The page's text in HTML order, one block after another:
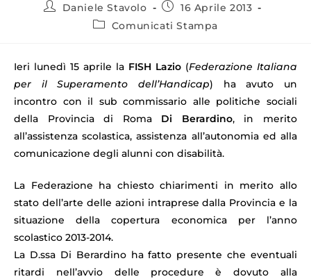
Daniele Stavolo
16 Aprile 2013
Comunicati Stampa
Ieri lunedì 15 aprile la FISH Lazio (Federazione Italiana
per il Superamento dell’Handicap) ha avuto un
incontro con il sub commissario alle politiche sociali
della Provincia di Roma Di Berardino, in merito
all’assistenza scolastica, assistenza all’autonomia ed alla
comunicazione degli alunni con disabilità.
La Federazione ha chiesto chiarimenti in merito allo
stato dell’arte delle azioni intraprese dalla Provincia e la
situazione della copertura economica per l’anno
scolastico 2013-2014.
La D.ssa Di Berardino ha fatto presente che eventuali
ritardi nell’avvio delle procedure è dovuto alla